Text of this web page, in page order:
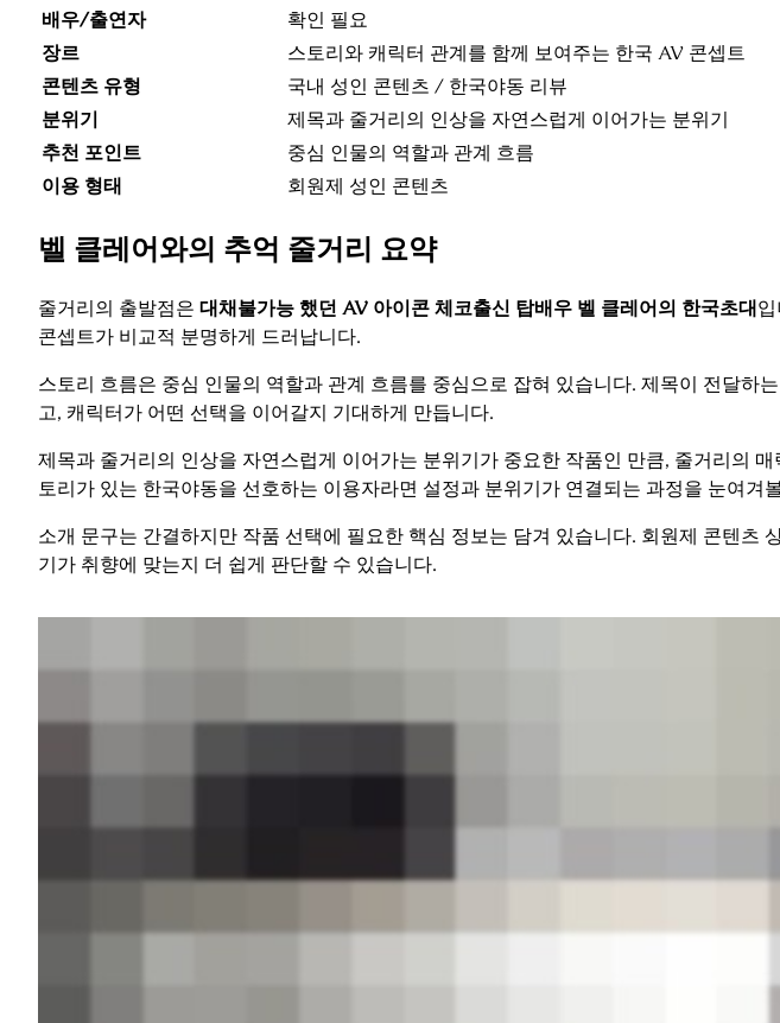
배우/출연자
확인 필요
장르
스토리와 캐릭터 관계를 함께 보여주는 한국 AV 콘셉트
콘텐츠 유형
국내 성인 콘텐츠 / 한국야동 리뷰
분위기
제목과 줄거리의 인상을 자연스럽게 이어가는 분위기
추천 포인트
중심 인물의 역할과 관계 흐름
이용 형태
회원제 성인 콘텐츠
벨 클레어와의 추억 줄거리 요약
줄거리의 출발점은 대채불가능 했던 AV 아이콘 체코출신 탑배우 벨 클레어의 한국초대
콘셉트가 비교적 분명하게 드러납니다.
스토리 흐름은 중심 인물의 역할과 관계 흐름를 중심으로 잡혀 있습니다. 제목이 전달하
고, 캐릭터가 어떤 선택을 이어갈지 기대하게 만듭니다.
제목과 줄거리의 인상을 자연스럽게 이어가는 분위기가 중요한 작품인 만큼, 줄거리의
토리가 있는 한국야동을 선호하는 이용자라면 설정과 분위기가 연결되는 과정을 눈여겨
소개 문구는 간결하지만 작품 선택에 필요한 핵심 정보는 담겨 있습니다. 회원제 콘텐츠
기가 취향에 맞는지 더 쉽게 판단할 수 있습니다.